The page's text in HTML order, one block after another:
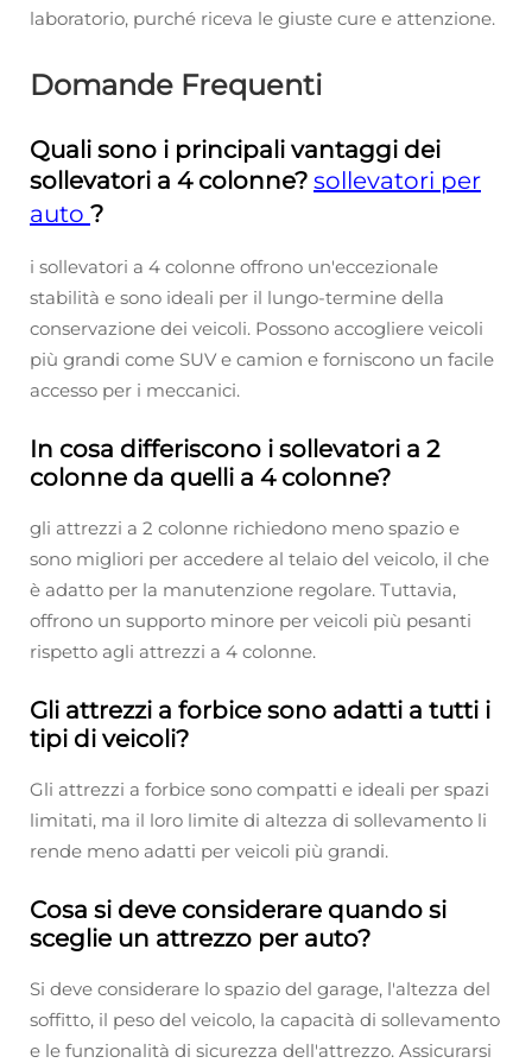
laboratorio, purché riceva le giuste cure e attenzione.
Domande Frequenti
Quali sono i principali vantaggi dei
sollevatori a 4 colonne? sollevatori per
auto ?
i sollevatori a 4 colonne offrono un'eccezionale
stabilità e sono ideali per il lungo-termine della
conservazione dei veicoli. Possono accogliere veicoli
più grandi come SUV e camion e forniscono un facile
accesso per i meccanici.
In cosa differiscono i sollevatori a 2
colonne da quelli a 4 colonne?
gli attrezzi a 2 colonne richiedono meno spazio e
sono migliori per accedere al telaio del veicolo, il che
è adatto per la manutenzione regolare. Tuttavia,
offrono un supporto minore per veicoli più pesanti
rispetto agli attrezzi a 4 colonne.
Gli attrezzi a forbice sono adatti a tutti i
tipi di veicoli?
Gli attrezzi a forbice sono compatti e ideali per spazi
limitati, ma il loro limite di altezza di sollevamento li
rende meno adatti per veicoli più grandi.
Cosa si deve considerare quando si
sceglie un attrezzo per auto?
Si deve considerare lo spazio del garage, l'altezza del
soffitto, il peso del veicolo, la capacità di sollevamento
e le funzionalità di sicurezza dell'attrezzo. Assicurarsi